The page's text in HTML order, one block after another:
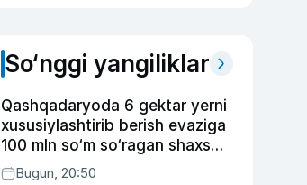
So‘nggi yangiliklar
Qashqadaryoda 6 gektar yerni
xususiylashtirib berish evaziga
100 mln so‘m so‘ragan shaxs
ushlandi
Bugun, 20:50